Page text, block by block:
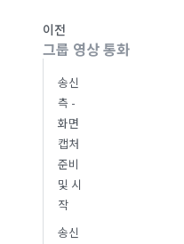
이전
그룹 영상 통화
송신
측 -
화면
캡처
준비
및 시
작
송신